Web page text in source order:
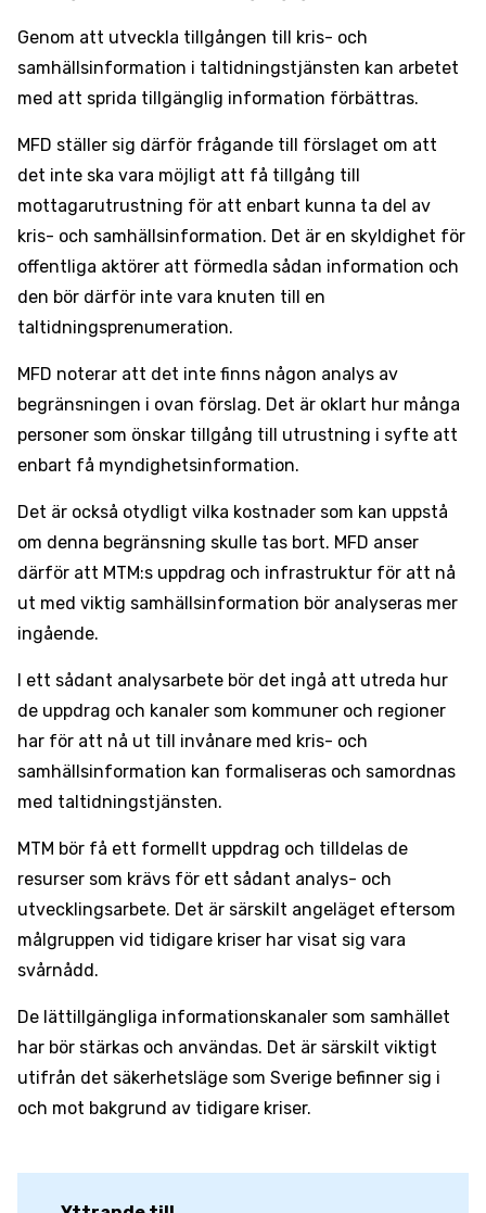
Genom att utveckla tillgången till kris- och
samhällsinformation i taltidningstjänsten kan arbetet
med att sprida tillgänglig information förbättras.
MFD ställer sig därför frågande till förslaget om att
det inte ska vara möjligt att få tillgång till
mottagarutrustning för att enbart kunna ta del av
kris- och samhällsinformation. Det är en skyldighet för
offentliga aktörer att förmedla sådan information och
den bör därför inte vara knuten till en
taltidningsprenumeration.
MFD noterar att det inte finns någon analys av
begränsningen i ovan förslag. Det är oklart hur många
personer som önskar tillgång till utrustning i syfte att
enbart få myndighetsinformation.
Det är också otydligt vilka kostnader som kan uppstå
om denna begränsning skulle tas bort. MFD anser
därför att MTM:s uppdrag och infrastruktur för att nå
ut med viktig samhällsinformation bör analyseras mer
ingående.
I ett sådant analysarbete bör det ingå att utreda hur
de uppdrag och kanaler som kommuner och regioner
har för att nå ut till invånare med kris- och
samhällsinformation kan formaliseras och samordnas
med taltidningstjänsten.
MTM bör få ett formellt uppdrag och tilldelas de
resurser som krävs för ett sådant analys- och
utvecklingsarbete. Det är särskilt angeläget eftersom
målgruppen vid tidigare kriser har visat sig vara
svårnådd.
De lättillgängliga informationskanaler som samhället
har bör stärkas och användas. Det är särskilt viktigt
utifrån det säkerhetsläge som Sverige befinner sig i
och mot bakgrund av tidigare kriser.